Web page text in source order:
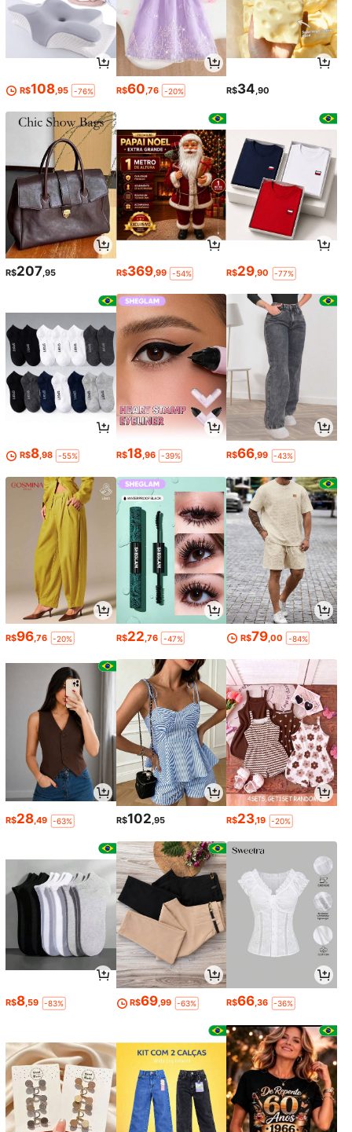
R$108,95 -76% R$60,76 -20% R$34,90
R$207,95 R$369,99 -54% R$29,90 -77%
R$8,98 -55% R$18,96 -39% R$66,99 -43%
R$96 ,76 -20% R$22 ,76 -47% R$79,00 -84%
R$28,49 -63% R$102,95 R$23,19 -20%
R$8,59 -83% R$69,99 -63% R$66,36 -36%